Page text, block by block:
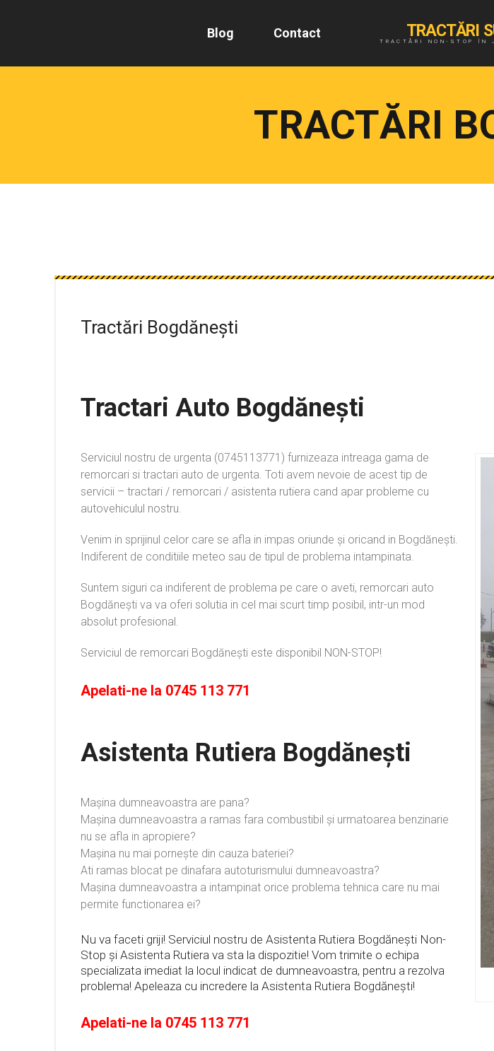
TRACTĂRI
TRACTĂRI NON-STOP ÎN
Blog Contact
TRACTĂRI
Tractări Bogdănești
Tractari Auto Bogdănești
Serviciul nostru de urgenta (0745113771) furnizeaza intreaga gama de
remorcari si tractari auto de urgenta. Toti avem nevoie de acest tip de
servicii – tractari / remorcari / asistenta rutiera cand apar probleme cu
autovehiculul nostru.
Venim in sprijinul celor care se afla in impas oriunde și oricand in Bogdănești.
Indiferent de conditiile meteo sau de tipul de problema intampinata.
Suntem siguri ca indiferent de problema pe care o aveti, remorcari auto
Bogdănești va va oferi solutia in cel mai scurt timp posibil, intr-un mod
absolut profesional.
Serviciul de remorcari Bogdănești este disponibil NON-STOP!
Apelati-ne la 0745 113 771
Asistenta Rutiera Bogdănești
Mașina dumneavoastra are pana?
Mașina dumneavoastra a ramas fara combustibil și urmatoarea benzinarie
nu se afla in apropiere?
Mașina nu mai pornește din cauza bateriei?
Ati ramas blocat pe dinafara autoturismului dumneavoastra?
Mașina dumneavoastra a intampinat orice problema tehnica care nu mai
permite functionarea ei?
Nu va faceti griji! Serviciul nostru de Asistenta Rutiera Bogdănești Non-
Stop și Asistenta Rutiera va sta la dispozitie! Vom trimite o echipa
specializata imediat la locul indicat de dumneavoastra, pentru a rezolva
problema! Apeleaza cu incredere la Asistenta Rutiera Bogdănești!
Apelati-ne la 0745 113 771